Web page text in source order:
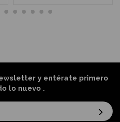
y entérate primero
lo nuevo .